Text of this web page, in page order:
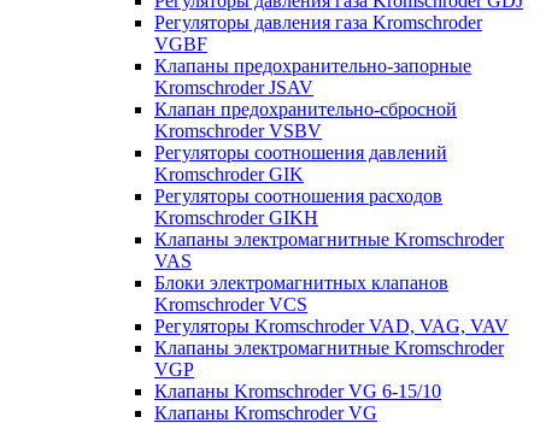
Регуляторы давления газа Kromschroder
VGBF
Клапаны предохранительно-запорные
Kromschroder JSAV
Клапан предохранительно-сбросной
Kromschroder VSBV
Регуляторы соотношения давлений
Kromschroder GIK
Регуляторы соотношения расходов
Kromschroder GIKH
Клапаны электромагнитные Kromschroder
VAS
Блоки электромагнитных клапанов
Kromschroder VCS
Регуляторы Kromschroder VAD, VAG, VAV
Клапаны электромагнитные Kromschroder
VGP
Клапаны Kromschroder VG 6-15/10
Клапаны Kromschroder VG